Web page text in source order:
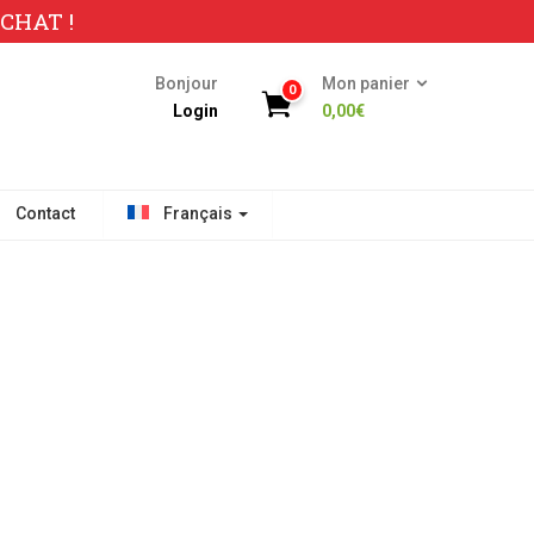
!
Bonjour
Login
0
Mon panier
0,00€
Contact Français